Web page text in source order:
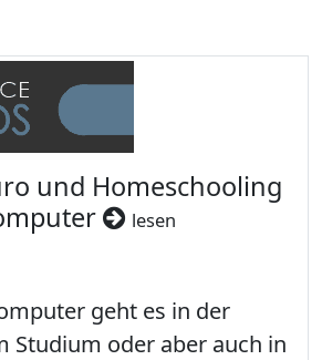
und Homeschooling
lesen
geht es in der
Studium oder aber auch in